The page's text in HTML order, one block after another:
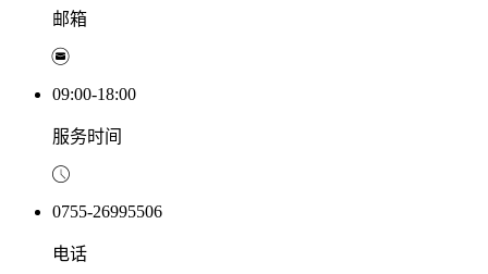
邮箱
09:00-18:00
服务时间
0755-26995506
电话